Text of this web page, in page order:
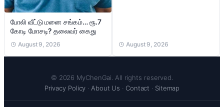
போலி வீட்டு மனை சங்கம்… ரூ.7
கோடி மோசடி? தலைவர் கைது
August 9, 2026 August 9, 2026
© 2026 MyChenGai. All rights reserved.
Privacy Policy · About Us · Contact · Sitemap